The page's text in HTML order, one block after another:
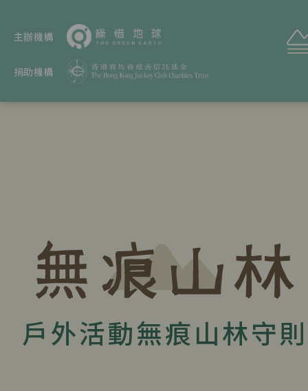
主辦機構
捐助機構
戶外活動無痕山林守則